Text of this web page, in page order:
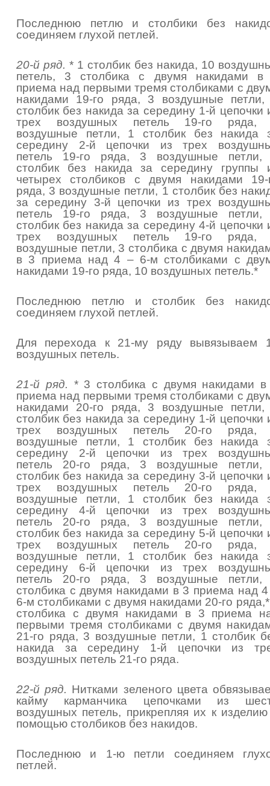
Последнюю петлю и столбики без
соединяем глухой петлей.
20-й ряд. * 1 столбик без накида, 10
петель, 3 столбика с двумя накидами
приема над первыми тремя столбиками с
накидами 19-го ряда, 3 воздушные
столбик без накида за середину 1-й цепочки
трех воздушных петель 19-го ряда,
воздушные петли, 1 столбик без накида
середину 2-й цепочки из трех
петель 19-го ряда, 3 воздушные петли,
столбик без накида за середину группы
четырех столбиков с двумя накидами 19-
ряда, 3 воздушные петли, 1 столбик без
за середину 3-й цепочки из трех
петель 19-го ряда, 3 воздушные петли,
столбик без накида за середину 4-й цепочки
трех воздушных петель 19-го ряда,
воздушные петли, 3 столбика с двумя
в 3 приема над 4 – 6-м столбиками с
накидами 19-го ряда, 10 воздушных петель.*
Последнюю петлю и столбик без
соединяем глухой петлей.
Для перехода к 21-му ряду вывязываем
воздушных петель.
21-й ряд. * 3 столбика с двумя накидами
приема над первыми тремя столбиками с
накидами 20-го ряда, 3 воздушные
столбик без накида за середину 1-й цепочки
трех воздушных петель 20-го ряда,
воздушные петли, 1 столбик без накида
середину 2-й цепочки из трех
петель 20-го ряда, 3 воздушные петли,
столбик без накида за середину 3-й цепочки
трех воздушных петель 20-го ряда,
воздушные петли, 1 столбик без накида
середину 4-й цепочки из трех
петель 20-го ряда, 3 воздушные петли,
столбик без накида за середину 5-й цепочки
трех воздушных петель 20-го ряда,
воздушные петли, 1 столбик без накида
середину 6-й цепочки из трех
петель 20-го ряда, 3 воздушные петли,
столбика с двумя накидами в 3 приема над
6-м столбиками с двумя накидами 20-го
столбика с двумя накидами в 3 приема
первыми тремя столбиками с двумя
21-го ряда, 3 воздушные петли, 1 столбик
накида за середину 1-й цепочки из
воздушных петель 21-го ряда.
22-й ряд. Нитками зеленого цвета
кайму карманчика цепочками из
воздушных петель, прикрепляя их к
помощью столбиков без накидов.
Последнюю и 1-ю петли соединяем
петлей.